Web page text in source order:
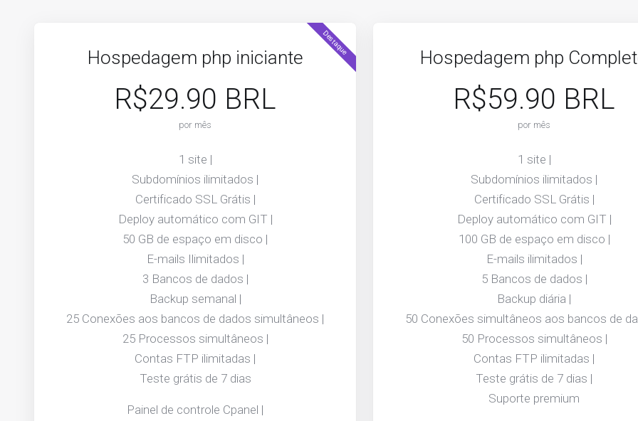
Destaque
Hospedagem php iniciante
R$29.90 BRL
por mês
Painel de controle Cpanel |
1 site |
Subdomínios ilimitados |
Certificado SSL Grátis |
Deploy automático com GIT |
50 GB de espaço em disco |
E-mails Ilimitados |
3 Bancos de dados |
Backup semanal |
25 Conexões aos bancos de dados simultâneos |
25 Processos simultâneos |
Contas FTP ilimitadas |
Teste grátis de 7 dias
Hospedagem php
R$59.90 BRL
por mês
1 site |
Subdomínios ilimitados |
Certificado SSL Grátis |
Deploy automático com GIT |
100 GB de espaço em disco |
E-mails ilimitados |
5 Bancos de dados |
Backup diária |
50 Conexões simultâneos aos bancos de
50 Processos simultâneos |
Contas FTP ilimitadas |
Teste grátis de 7 dias |
Suporte premium